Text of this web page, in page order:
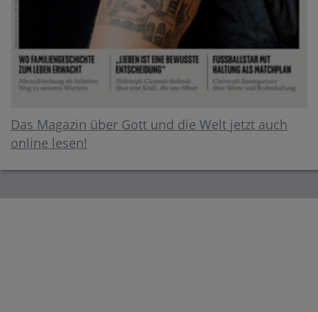
Das Magazin über Gott und die Welt jetzt auch
online lesen!